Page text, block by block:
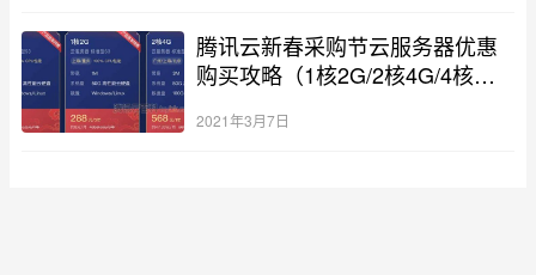
腾讯云新春采购节云服务器优惠
购买攻略（1核2G/2核4G/4核
2021年3月7日